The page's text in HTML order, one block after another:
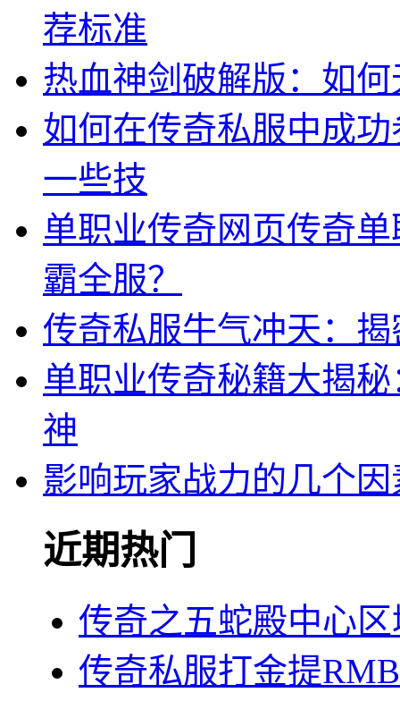
荐标准
热血神剑破解版：如
如何在传奇私服中成
一些技
单职业传奇网页传奇
霸全服？
传奇私服牛气冲天：
单职业传奇秘籍大揭
神
影响玩家战力的几个
近期热门
传奇之五蛇殿中心
传奇私服打金提